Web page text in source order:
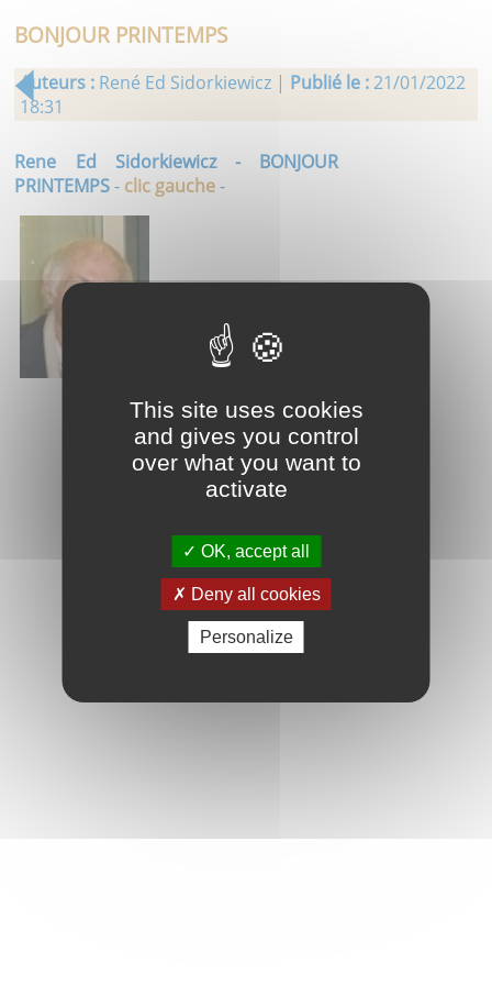
BONJOUR PRINTEMPS
Auteurs : René Ed Sidorkiewicz | Publié le :21/01/2022
18:31
Rene Ed Sidorkiewicz - BONJOUR
PRINTEMPS- clic gauche-
This site uses cookies
and gives you control
over what you want to
activate
OK, accept all
Deny all cookies
Personalize